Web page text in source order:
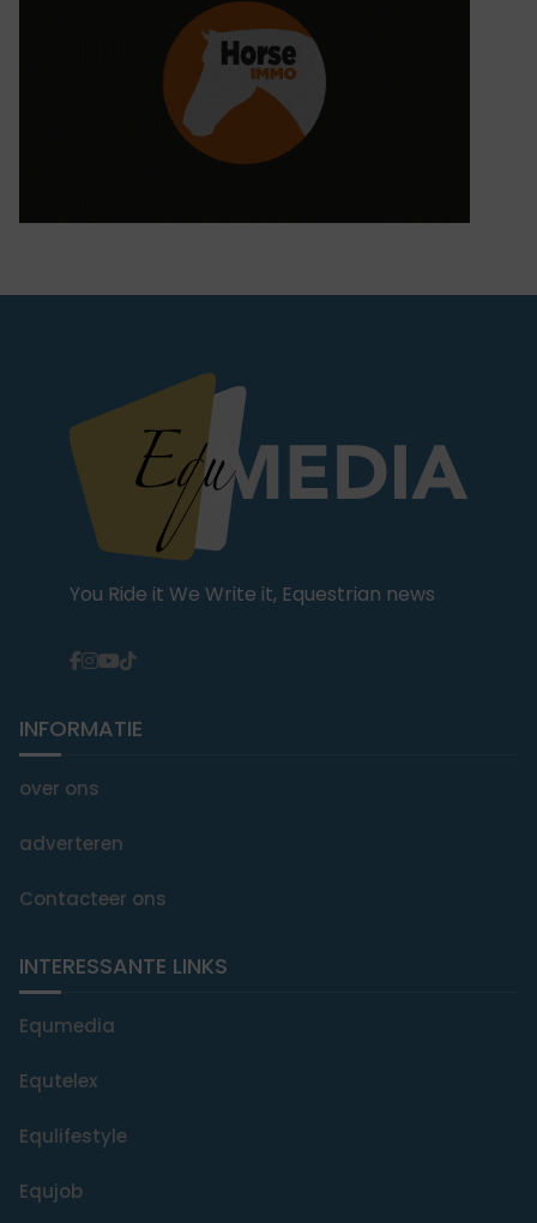
You Ride it We Write it, Equestrian news
INFORMATIE
over ons
adverteren
Contacteer ons
INTERESSANTE LINKS
Equmedia
Equtelex
Equlifestyle
Equjob